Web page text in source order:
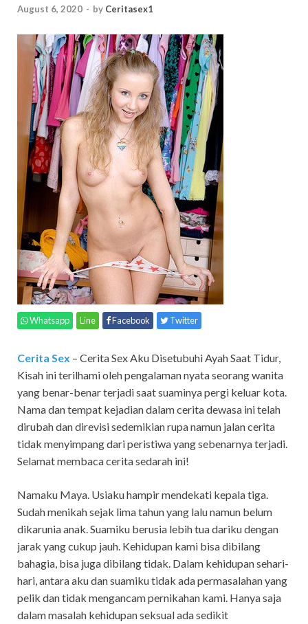
August 6, 2020 - by Ceritasex1
Whatsapp Line Facebook Twitter
Cerita Sex – Cerita Sex Aku Disetubuhi Ayah Saat Tidur,
Kisah ini terilhami oleh pengalaman nyata seorang wanita
yang benar-benar terjadi saat suaminya pergi keluar kota.
Nama dan tempat kejadian dalam cerita dewasa ini telah
dirubah dan direvisi sedemikian rupa namun jalan cerita
tidak menyimpang dari peristiwa yang sebenarnya terjadi.
Selamat membaca cerita sedarah ini!
Namaku Maya. Usiaku hampir mendekati kepala tiga.
Sudah menikah sejak lima tahun yang lalu namun belum
dikarunia anak. Suamiku berusia lebih tua dariku dengan
jarak yang cukup jauh. Kehidupan kami bisa dibilang
bahagia, bisa juga dibilang tidak. Dalam kehidupan sehari-
hari, antara aku dan suamiku tidak ada permasalahan yang
pelik dan tidak mengancam pernikahan kami. Hanya saja
dalam masalah kehidupan seksual ada sedikit